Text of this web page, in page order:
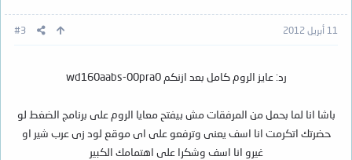
11 أبريل 2012 #3
رد: عايز الروم كامل بعد ازنكم wd160aabs-00pra0
باشا انا لما بحمل من المرفقات مش بيفتح معايا الروم على برنامج الضغط لو
حضرتك اتكرمت انا اسف يعنى وترفعو على اى موقع لود زى عرب شير او
غيرو انا اسف وشكرا على اهتمامك الكبير